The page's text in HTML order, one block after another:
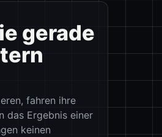
gerade
fahren ihre
das Ergebnis einer
keinen